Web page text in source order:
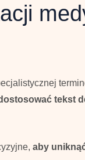
tekst
aby